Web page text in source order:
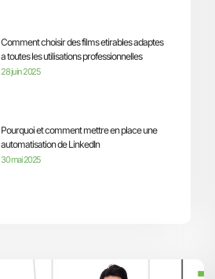
Comment choisir des films etirables adaptes
a toutes les utilisations professionnelles
28 juin 2025
Pourquoi et comment mettre en place une
automatisation de LinkedIn
30 mai 2025